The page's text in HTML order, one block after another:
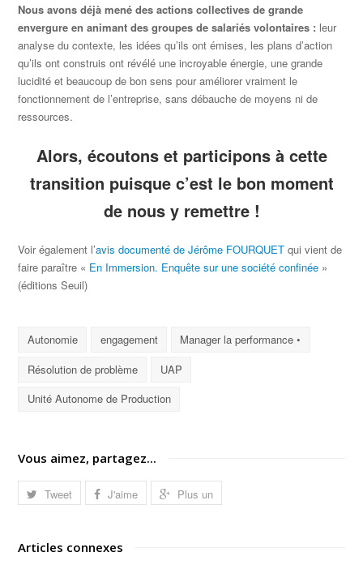
Nous avons déjà mené des actions collectives de grande
envergure en animant des groupes de salariés volontaires : leur
analyse du contexte, les idées qu’ils ont émises, les plans d’action
qu’ils ont construis ont révélé une incroyable énergie, une grande
lucidité et beaucoup de bon sens pour améliorer vraiment le
fonctionnement de l’entreprise, sans débauche de moyens ni de
ressources.
Alors, écoutons et participons à cette
transition puisque c’est le bon moment
de nous y remettre !
Voir également l’avis documenté de Jérôme FOURQUET qui vient de
faire paraître « En Immersion. Enquête sur une société confinée »
(éditions Seuil)
Autonomie engagement
Manager la performance •
Résolution de problème
UAP
Unité Autonome de Production
Vous aimez, partagez...
Tweet J'aime Plus un
Articles connexes